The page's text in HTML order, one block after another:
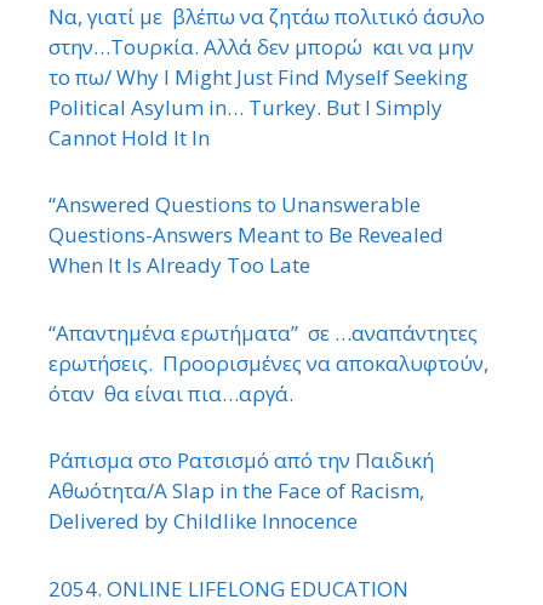
Να, γιατί με βλέπω να ζητάω πολιτικό άσυλο
στην…Τουρκία. Αλλά δεν μπορώ και να μην
το πω/ Why I Might Just Find Myself Seeking
Political Asylum in… Turkey. But I Simply
Cannot Hold It In
“Answered Questions to Unanswerable
Questions-Answers Meant to Be Revealed
When It Is Already Too Late
“Απαντημένα ερωτήματα” σε …αναπάντητες
ερωτήσεις. Προορισμένες να αποκαλυφτούν,
όταν θα είναι πια…αργά.
Ράπισμα στο Ρατσισμό από την Παιδική
Αθωότητα/A Slap in the Face of Racism,
Delivered by Childlike Innocence
2054. ONLINE LIFELONG EDUCATION